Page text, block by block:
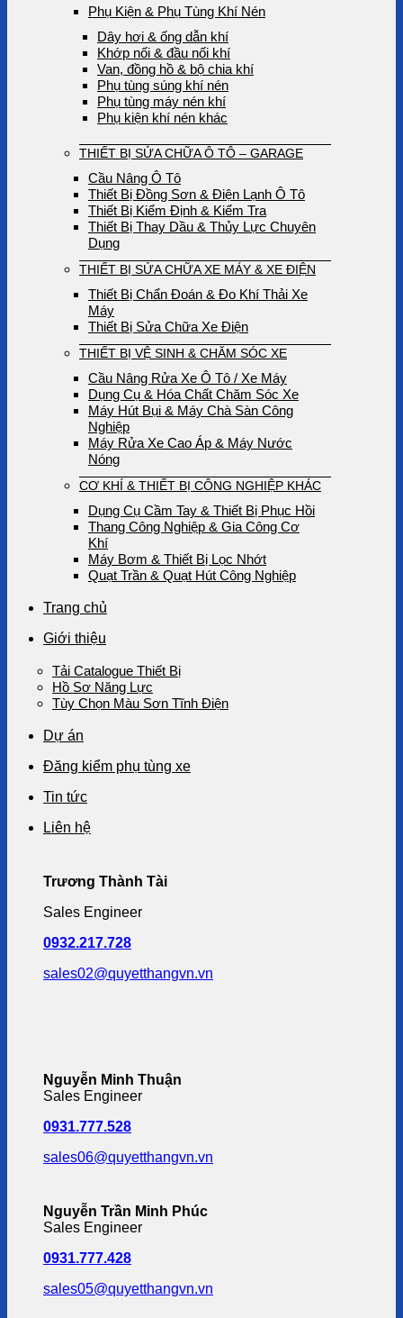
Phụ Kiện & Phụ Tùng Khí Nén
Dây hơi & ống dẫn khí
Khớp nối & đầu nối khí
Van, đồng hồ & bộ chia khí
Phụ tùng súng khí nén
Phụ tùng máy nén khí
Phụ kiện khí nén khác
THIẾT BỊ SỬA CHỮA Ô TÔ – GARAGE
Cầu Nâng Ô Tô
Thiết Bị Đồng Sơn & Điện Lạnh Ô Tô
Thiết Bị Kiểm Định & Kiểm Tra
Thiết Bị Thay Dầu & Thủy Lực Chuyên
Dụng
THIẾT BỊ SỬA CHỮA XE MÁY & XE ĐIỆN
Thiết Bị Chẩn Đoán & Đo Khí Thải Xe
Máy
Thiết Bị Sửa Chữa Xe Điện
THIẾT BỊ VỆ SINH & CHĂM SÓC XE
Cầu Nâng Rửa Xe Ô Tô / Xe Máy
Dụng Cụ & Hóa Chất Chăm Sóc Xe
Máy Hút Bụi & Máy Chà Sàn Công
Nghiệp
Máy Rửa Xe Cao Áp & Máy Nước
Nóng
CƠ KHÍ & THIẾT BỊ CÔNG NGHIỆP KHÁC
Dụng Cụ Cầm Tay & Thiết Bị Phục Hồi
Thang Công Nghiệp & Gia Công Cơ
Khí
Máy Bơm & Thiết Bị Lọc Nhớt
Quạt Trần & Quạt Hút Công Nghiệp
Trang chủ
Giới thiệu
Tải Catalogue Thiết Bị
Hồ Sơ Năng Lực
Tùy Chọn Màu Sơn Tĩnh Điện
Dự án
Đăng kiểm phụ tùng xe
Tin tức
Liên hệ
Trương Thành Tài
Sales Engineer
0932.217.728
sales02@quyetthangvn.vn
Nguyễn Minh Thuận
Sales Engineer
0931.777.528
sales06@quyetthangvn.vn
Nguyễn Trần Minh Phúc
Sales Engineer
0931.777.428
sales05@quyetthangvn.vn